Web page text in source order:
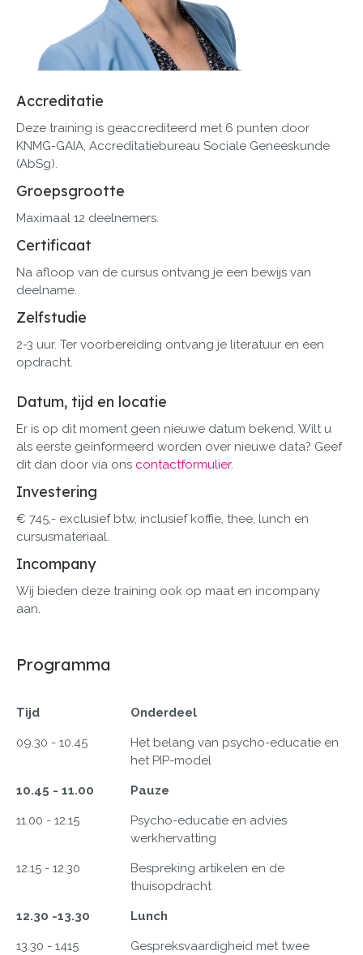
Accreditatie
Deze training is geaccrediteerd met 6 punten door
KNMG-GAIA, Accreditatiebureau Sociale Geneeskunde
(AbSg).
Groepsgrootte
Maximaal 12 deelnemers.
Certificaat
Na afloop van de cursus ontvang je een bewijs van
deelname.
Zelfstudie
2-3 uur. Ter voorbereiding ontvang je literatuur en een
opdracht.
Datum, tijd en locatie
Er is op dit moment geen nieuwe datum bekend. Wilt u
als eerste geïnformeerd worden over nieuwe data? Geef
dit dan door via ons contactformulier.
Investering
€ 745,- exclusief btw, inclusief koffie, thee, lunch en
cursusmateriaal.
Incompany
Wij bieden deze training ook op maat en incompany
aan.
Programma
Tijd Onderdeel
09.30 - 10.45
Het belang van psycho-educatie en
het PIP-model
10.45 - 11.00 Pauze
11.00 - 12.15
Psycho-educatie en advies
werkhervatting
12.15 - 12.30
Bespreking artikelen en de
thuisopdracht
12.30 -13.30 Lunch
13.30 - 1415
Gespreksvaardigheid met twee